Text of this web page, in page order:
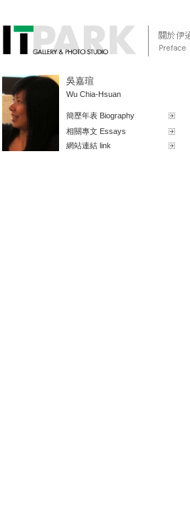
吳嘉瑄
Wu Chia-Hsuan
簡歷年表 Biography
相關專文 Essays
網站連結 link